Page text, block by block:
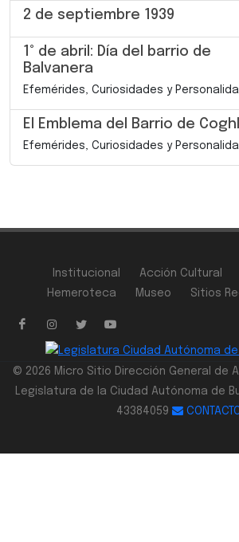
2 de septiembre 1939
1° de abril: Día del barrio de
Balvanera
Efemérides, Curiosidades y
El Emblema del Barrio de
Efemérides, Curiosidades y
Institucional Acción Cultural
Hemeroteca
Museo Sitios
© 2026 Micro Sitio Dirección General de
Legislatura de la Ciudad Autónoma de
43384059